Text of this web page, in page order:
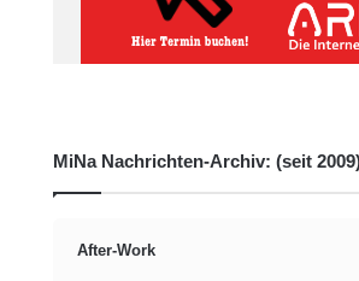
MiNa Nachrichten-Archiv: (seit
After-Work